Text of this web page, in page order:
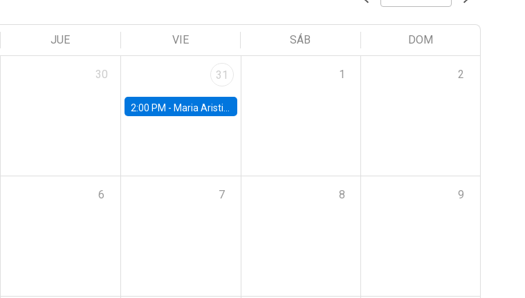
JUE VIE SÁB DOM
30 31
2:00 PM - Maria Aristizabal-Ramirez, FED Board
1 2
6 7 8 9